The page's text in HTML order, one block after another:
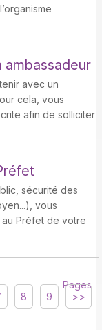
ambassadeur
avec un
cela, vous
afin de solliciter
sécurité des
vous
Préfet de votre
Pages
8 9 >>